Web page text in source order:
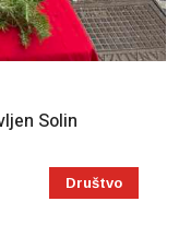
Solin
Društvo